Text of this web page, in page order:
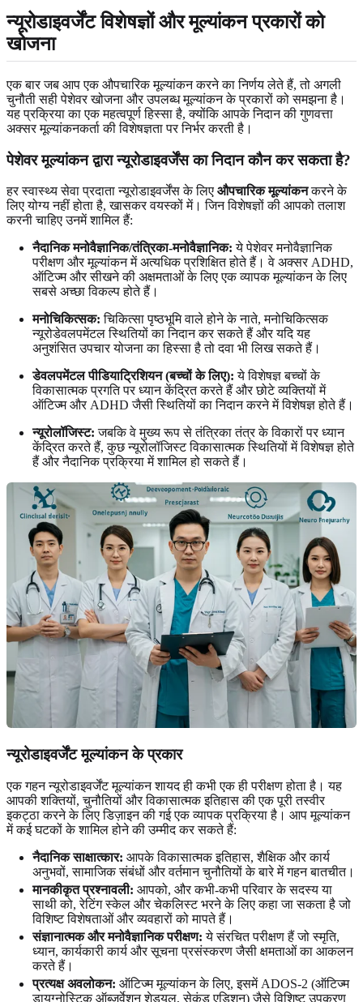
न्यूरोडाइवर्जेंट विशेषज्ञों और मूल्यांकन प्रकारों को
खोजना
एक बार जब आप एक औपचारिक मूल्यांकन करने का निर्णय लेते हैं, तो अगली
चुनौती सही पेशेवर खोजना और उपलब्ध मूल्यांकन के प्रकारों को समझना है।
यह प्रक्रिया का एक महत्वपूर्ण हिस्सा है, क्योंकि आपके निदान की गुणवत्ता
अक्सर मूल्यांकनकर्ता की विशेषज्ञता पर निर्भर करती है।
पेशेवर मूल्यांकन द्वारा न्यूरोडाइवर्जेंस का निदान कौन कर सकता है?
हर स्वास्थ्य सेवा प्रदाता न्यूरोडाइवर्जेंस के लिए औपचारिक मूल्यांकनकरने के
लिए योग्य नहीं होता है, खासकर वयस्कों में। जिन विशेषज्ञों की आपको तलाश
करनी चाहिए उनमें शामिल हैं:
नैदानिक ​​मनोवैज्ञानिक/तंत्रिका-मनोवैज्ञानिक: ये पेशेवर मनोवैज्ञानिक
परीक्षण और मूल्यांकन में अत्यधिक प्रशिक्षित होते हैं। वे अक्सर ADHD,
ऑटिज्म और सीखने की अक्षमताओं के लिए एक व्यापक मूल्यांकन के लिए
सबसे अच्छा विकल्प होते हैं।
मनोचिकित्सक: चिकित्सा पृष्ठभूमि वाले होने के नाते, मनोचिकित्सक
न्यूरोडेवलपमेंटल स्थितियों का निदान कर सकते हैं और यदि यह
अनुशंसित उपचार योजना का हिस्सा है तो दवा भी लिख सकते हैं।
डेवलपमेंटल पीडियाट्रिशियन (बच्चों के लिए): ये विशेषज्ञ बच्चों के
विकासात्मक प्रगति पर ध्यान केंद्रित करते हैं और छोटे व्यक्तियों में
ऑटिज्म और ADHD जैसी स्थितियों का निदान करने में विशेषज्ञ होते हैं।
न्यूरोलॉजिस्ट: जबकि वे मुख्य रूप से तंत्रिका तंत्र के विकारों पर ध्यान
केंद्रित करते हैं, कुछ न्यूरोलॉजिस्ट विकासात्मक स्थितियों में विशेषज्ञ होते
हैं और नैदानिक ​​प्रक्रिया में शामिल हो सकते हैं।
न्यूरोडाइवर्जेंट मूल्यांकन के प्रकार
एक गहन न्यूरोडाइवर्जेंट मूल्यांकन शायद ही कभी एक ही परीक्षण होता है। यह
आपकी शक्तियों, चुनौतियों और विकासात्मक इतिहास की एक पूरी तस्वीर
इकट्ठा करने के लिए डिज़ाइन की गई एक व्यापक प्रक्रिया है। आप मूल्यांकन
में कई घटकों के शामिल होने की उम्मीद कर सकते हैं:
नैदानिक ​​साक्षात्कार: आपके विकासात्मक इतिहास, शैक्षिक और कार्य
अनुभवों, सामाजिक संबंधों और वर्तमान चुनौतियों के बारे में गहन बातचीत।
मानकीकृत प्रश्नावली: आपको, और कभी-कभी परिवार के सदस्य या
साथी को, रेटिंग स्केल और चेकलिस्ट भरने के लिए कहा जा सकता है जो
विशिष्ट विशेषताओं और व्यवहारों को मापते हैं।
संज्ञानात्मक और मनोवैज्ञानिक परीक्षण: ये संरचित परीक्षण हैं जो स्मृति,
ध्यान, कार्यकारी कार्य और सूचना प्रसंस्करण जैसी क्षमताओं का आकलन
करते हैं।
प्रत्यक्ष अवलोकन: ऑटिज्म मूल्यांकन के लिए, इसमें ADOS-2 (ऑटिज्म
डायग्नोस्टिक ऑब्जर्वेशन शेड्यूल, सेकंड एडिशन) जैसे विशिष्ट उपकरण